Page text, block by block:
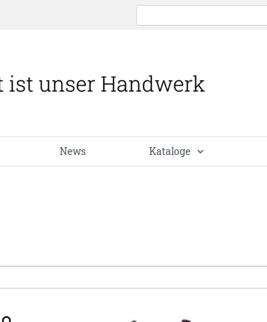
News Kataloge